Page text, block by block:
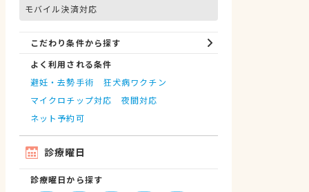
モバイル決済対応
こだわり条件から探す
よく利用される条件
避妊・去勢手術
狂犬病ワクチン
マイクロチップ対応
夜間対応
ネット予約可
診療曜日
診療曜日から探す